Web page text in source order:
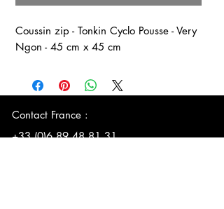
Coussin zip - Tonkin Cyclo Pousse - Very
Ngon - 45 cm x 45 cm
Contact France :
+33 (0)689 48 81 31